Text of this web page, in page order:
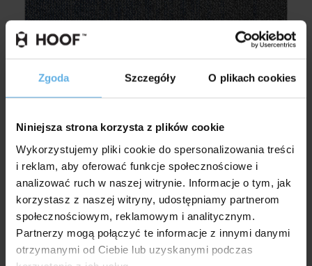
Zgoda Szczegóły O plikach cookies
Niniejsza strona korzysta z plików cookie
Wykorzystujemy pliki cookie do spersonalizowania treści
i reklam, aby oferować funkcje społecznościowe i
analizować ruch w naszej witrynie. Informacje o tym, jak
korzystasz z naszej witryny, udostępniamy partnerom
społecznościowym, reklamowym i analitycznym.
Partnerzy mogą połączyć te informacje z innymi danymi
otrzymanymi od Ciebie lub uzyskanymi podczas